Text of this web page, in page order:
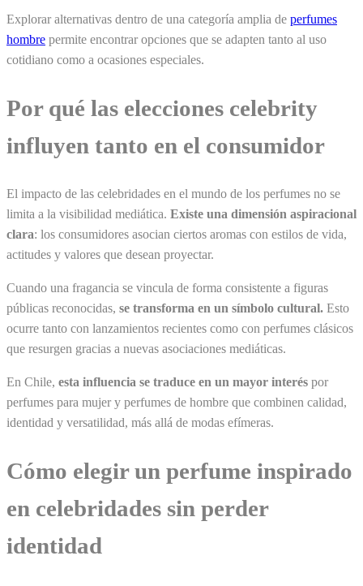
Explorar alternativas dentro de una categoría amplia de perfumes
hombre permite encontrar opciones que se adapten tanto al uso
cotidiano como a ocasiones especiales.
Por qué las elecciones celebrity
influyen tanto en el consumidor
El impacto de las celebridades en el mundo de los perfumes no se
limita a la visibilidad mediática. Existe una dimensión aspiracional
clara: los consumidores asocian ciertos aromas con estilos de vida,
actitudes y valores que desean proyectar.
Cuando una fragancia se vincula de forma consistente a figuras
públicas reconocidas, se transforma en un símbolo cultural. Esto
ocurre tanto con lanzamientos recientes como con perfumes clásicos
que resurgen gracias a nuevas asociaciones mediáticas.
En Chile, esta influencia se traduce en un mayor interés por
perfumes para mujer y perfumes de hombre que combinen calidad,
identidad y versatilidad, más allá de modas efímeras.
Cómo elegir un perfume inspirado
en celebridades sin perder
identidad